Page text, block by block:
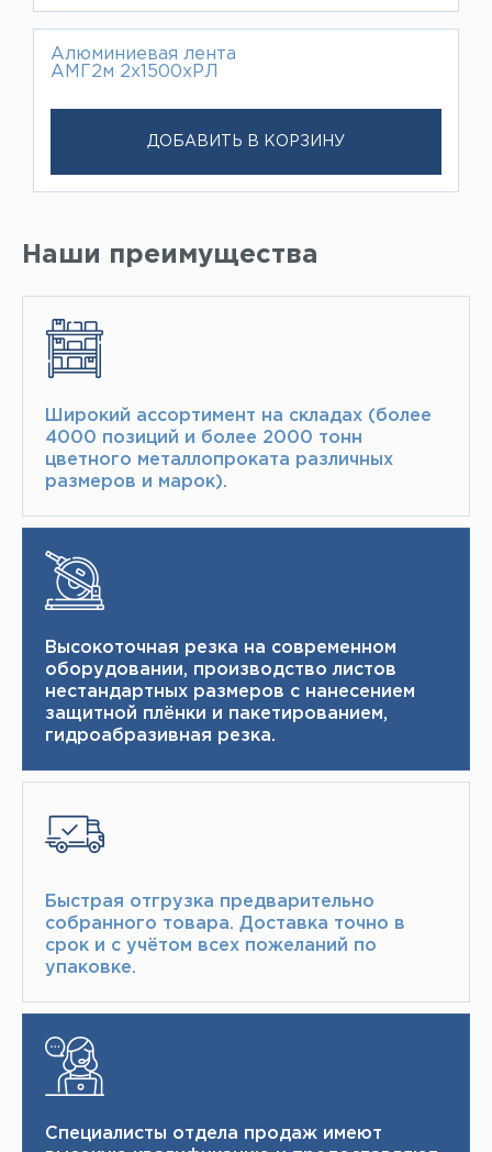
Алюминиевая лента
АМГ2м 2х1500хРЛ
ДОБАВИТЬ В КОРЗИНУ
Наши преимущества
Широкий ассортимент на складах (более
4000 позиций и более 2000 тонн​
цветного металлопроката различных
размеров и марок).
Высокоточная резка на современном
оборудовании, производство листов
нестандартных размеров с нанесением
защитной плёнки и пакетированием,
гидроабразивная резка.
Быстрая отгрузка предварительно
собранного товара.​ Доставка точно в
срок и с учётом всех пожеланий по
упаковке.​
Специалисты отдела продаж имеют